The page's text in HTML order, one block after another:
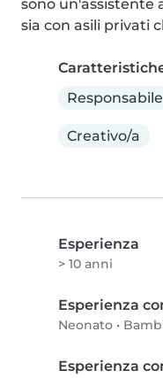
sono un'assistente
sia con asili privati
Responsabile
Creativo/a
Esperienza
> 10 anni
Esperienza
Neonato •
Esperienza